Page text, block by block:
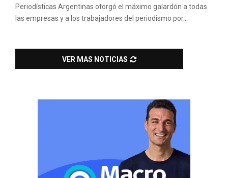
Periodísticas Argentinas otorgó el máximo galardón a todas
las empresas y a los trabajadores del periodismo por...
VER MAS NOTICIAS